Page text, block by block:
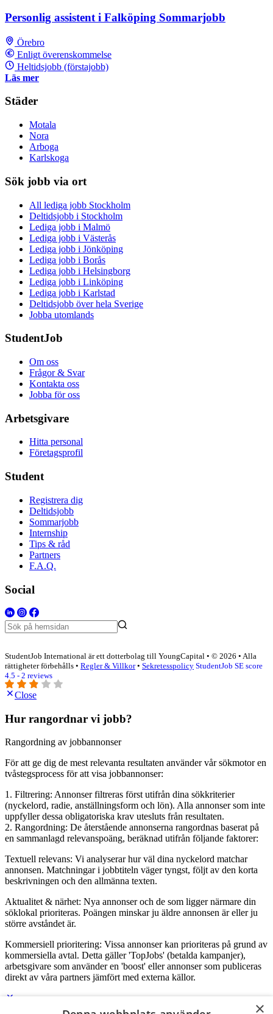
Personlig assistent i Falköping Sommarjobb
Örebro
Enligt överenskommelse
Heltidsjobb (förstajobb)
Läs mer
Städer
Motala
Nora
Arboga
Karlskoga
Sök jobb via ort
All lediga jobb Stockholm
Deltidsjobb i Stockholm
Lediga jobb i Malmö
Lediga jobb i Västerås
Lediga jobb i Jönköping
Lediga jobb i Borås
Lediga jobb i Helsingborg
Lediga jobb i Linköping
Lediga jobb i Karlstad
Deltidsjobb över hela Sverige
Jobba utomlands
StudentJob
Om oss
Frågor & Svar
Kontakta oss
Jobba för oss
Arbetsgivare
Hitta personal
Företagsprofil
Student
Registrera dig
Deltidsjobb
Sommarjobb
Internship
Tips & råd
Partners
F.A.Q.
Social
StudentJob International är ett dotterbolag till YoungCapital • © 2026 • Alla
rättigheter förbehålls • Regler & Villkor• Sekretesspolicy StudentJob SE score
4.5 - 2 reviews
Close
Hur rangordnar vi jobb?
Rangordning av jobbannonser
För att ge dig de mest relevanta resultaten använder vår sökmotor en
tvåstegsprocess för att visa jobbannonser:
1. Filtrering: Annonser filtreras först utifrån dina sökkriterier
(nyckelord, radie, anställningsform och lön). Alla annonser som inte
uppfyller dessa obligatoriska krav utesluts från resultaten.
2. Rangordning: De återstående annonserna rangordnas baserat på
en sammanlagd relevanspoäng, beräknad utifrån följande faktorer:
Textuell relevans: Vi analyserar hur väl dina nyckelord matchar
annonsen. Matchningar i jobbtiteln väger tyngst, följt av den korta
beskrivningen och den allmänna texten.
Aktualitet & närhet: Nya annonser och de som ligger närmare din
söklokal prioriteras. Poängen minskar ju äldre annonsen är eller ju
större avståndet är.
Kommersiell prioritering: Vissa annonser kan prioriteras på grund av
kommersiella avtal. Detta gäller 'TopJobs' (betalda kampanjer),
arbetsgivare som använder en 'boost' eller annonser som publiceras
direkt av våra partners jämfört med externa källor.
×